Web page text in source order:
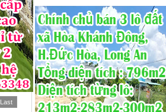
Last